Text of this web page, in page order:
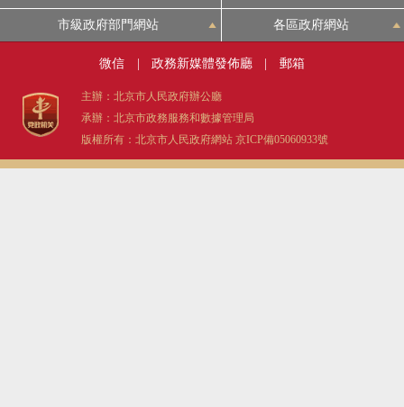
市級政府部門網站 各區政府網站
微信 政務新媒體發佈廳 郵箱
主辦：北京市人民政府辦公廳
承辦：北京市政務服務和數據管理局
版權所有：北京市人民政府網站 京ICP備05060933號